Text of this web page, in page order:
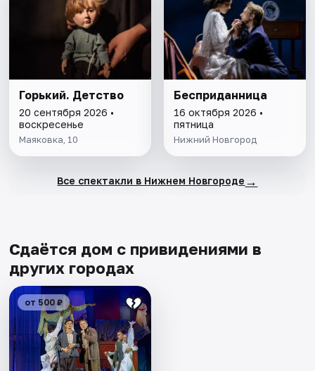
Горький. Детство
20 сентября 2026 •
воскресенье
Маяковка, 10
Бесприданница
16 октября 2026 •
пятница
Нижний Новгород
Все спектакли в Нижнем Новгороде →
Сдаётся дом с привидениями в
других городах
от 500 ₽